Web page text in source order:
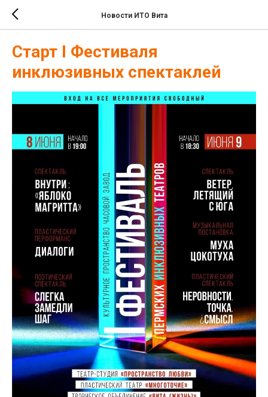
Новости ИТО Вита
Старт I Фестиваля
инклюзивных спектаклей